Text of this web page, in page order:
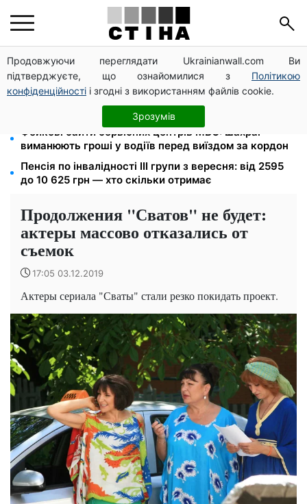
Продовжуючи переглядати Ukrainianwall.com Ви
підтверджуєте, що ознайомилися з Політикою
конфіденційності і згодні з використанням файлів cookie.
Зрозумів
Тариф 2,64 грн за кіловат з 1 жовтня: власники
електроопалення платитимуть на 39% менше
4 склади Fozzy Group знищила рф: Сільпо
попередило про затримки — полиці порожніють
Фейкові сайти сервісних центрів МВС: шахраї
виманюють гроші у водіїв перед виїздом за кордон
Пенсія по інвалідності III групи з вересня: від 2595
до 10 625 грн — хто скільки отримає
Продолжения "Сватов" не будет:
актеры массово отказались от
съемок
17:05 03.12.2019
Актеры сериала "Сваты" стали резко покидать проект.